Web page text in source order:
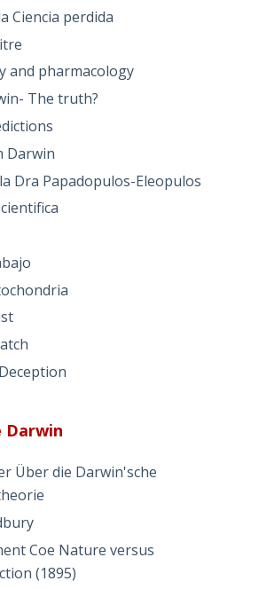
Ciencia perdida
and pharmacology
The truth?
Darwin
Dra Papadopulos-Eleopulos
Darwin
Über die Darwin'sche
Coe Nature versus
(1895)